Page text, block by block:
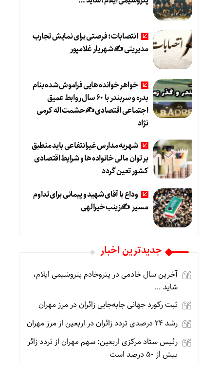
انتصابات؛ فرصتی برای نمایش تجارب
مدیریتی ✍ شهریار غلامپور
خواهر خوانده هایی فراموش شده بنام
بدره و سربندر با ۶۰ سال روابط عمیق
اجتماعی اقتصادی ✍حشمت اله کرمی
نژاد
شهریه مدارس غیرانتفاعی باید منطبق
بر توان مالی خانواده ها و شرایط اقتصادی
کشور تعین گردد
وداع با آقای شهید و پیمانی برای تداوم
مسیر ✍زینب خیرالهی
جديدترين اخبار
آخرین سال خادمی در پتروخادم پتروشیمی ایلام،
شاید …
ثبت رکورد جهانی جابه‌جایی زائران در مرز مهران
رشد ۲۴ درصدی تردد زائران در اربعین از مرز مهران
رئیس ستاد مرکزی اربعین: سهم مهران از تردد زائر
بیش از ۵۰ درصد است